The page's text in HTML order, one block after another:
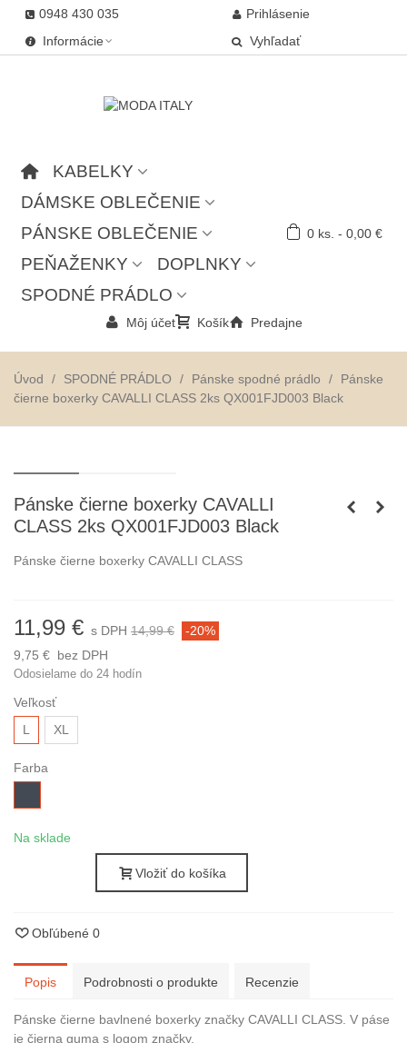
0948 430 035
Informácie
Prihlásenie
Vyhľadať
KABELKY
DÁMSKE OBLEČENIE
PÁNSKE OBLEČENIE
PEŇAŽENKY
DOPLNKY
SPODNÉ PRÁDLO
0 ks. - 0,00 €
Môj účet Košík Predajne
Úvod / SPODNÉ PRÁDLO / Pánske spodné prádlo /
Pánske
čierne boxerky CAVALLI CLASS 2ks QX001FJD003 Black
Pánske čierne boxerky CAVALLI
CLASS 2ks QX001FJD003 Black
Pánske čierne boxerky CAVALLI CLASS
11,99 € s DPH 14,99 €
-20%
9,75 € bez DPH
Odosielame do 24 hodín
Veľkosť
L
XL
Farba
Na sklade
Vložiť do košíka
Obľúbené 0
Popis Podrobnosti o produkte Recenzie
Pánske čierne bavlnené boxerky značky CAVALLI CLASS. V páse
je čierna guma s logom značky.